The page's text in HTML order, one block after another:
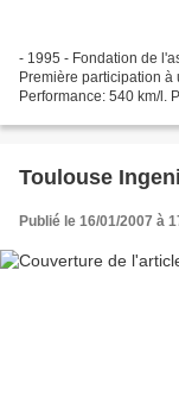
- 1995 - Fondation de
Première participation
Performance: 540 km/l.
Toulouse
Publié le 16/01/2007 à